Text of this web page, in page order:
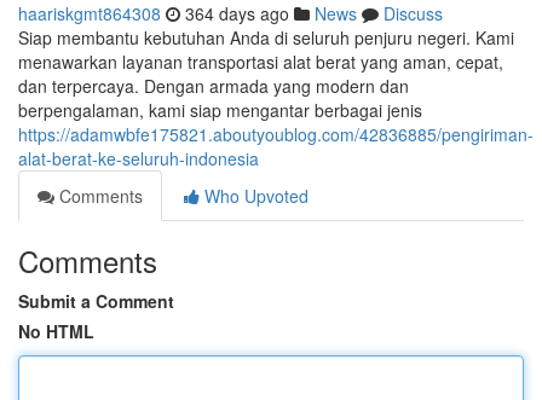
haariskgmt864308 364 days ago News
Discuss
Siap membantu kebutuhan Anda di seluruh penjuru negeri. Kami
menawarkan layanan transportasi alat berat yang aman, cepat,
dan terpercaya. Dengan armada yang modern dan
berpengalaman, kami siap mengantar berbagai jenis
https://adamwbfe175821.aboutyoublog.com/42836885/pengiriman-
alat-berat-ke-seluruh-indonesia
Comments
Who Upvoted
Comments
Submit a Comment
No HTML